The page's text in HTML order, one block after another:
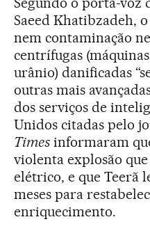
Saeed Khatibzadeh,
nem contaminação
centrífugas
urânio) danificadas
outras mais
dos serviços de
Unidos citadas pelo
Timesinformaram
violenta explosão
elétrico, e que Teerã
meses para
enriquecimento.